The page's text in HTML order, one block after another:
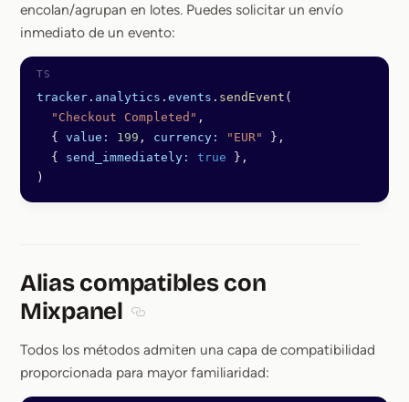
encolan/agrupan en lotes. Puedes solicitar un envío
inmediato de un evento:
tracker . analytics . events . sendEvent (
  "Checkout Completed"
,
  {
value: 199 , currency: "EUR"
},
  {
send_immediately: true },
)
Alias compatibles con
Mixpanel
Todos los métodos admiten una capa de compatibilidad
proporcionada para mayor familiaridad: